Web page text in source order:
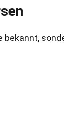
bekannt,